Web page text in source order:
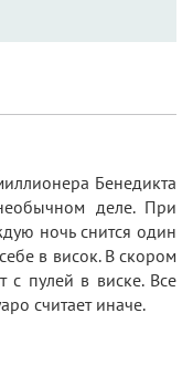
Бенедикта
деле. При
ночь снится один
в висок. В скором
с пулей в виске. Все
считает иначе.